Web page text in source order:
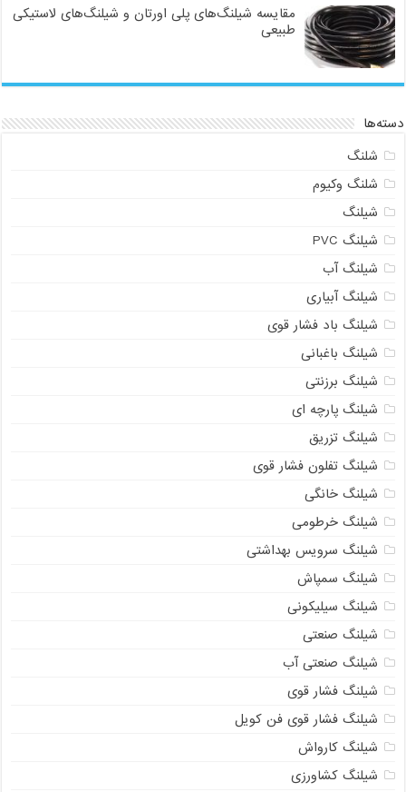
مقایسه شیلنگ‌های پلی اورتان و شیلنگ‌های لاستیکی
طبیعی
دسته‌ها
شلنگ
شلنگ وکیوم
شیلنگ
شیلنگ PVC
شیلنگ آب
شیلنگ آبیاری
شیلنگ باد فشار قوی
شیلنگ باغبانی
شیلنگ برزنتی
شیلنگ پارچه‌ ای
شیلنگ تزریق
شیلنگ تفلون فشار قوی
شیلنگ خانگی
شیلنگ خرطومی
شیلنگ سرویس بهداشتی
شیلنگ سمپاش
شیلنگ سیلیکونی
شیلنگ صنعتی
شیلنگ صنعتی آب
شیلنگ فشار قوی
شیلنگ فشار قوی فن کویل
شیلنگ کارواش
شیلنگ کشاورزی